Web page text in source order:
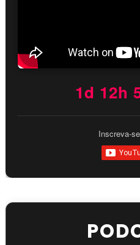
1d 12h
Inscreva-